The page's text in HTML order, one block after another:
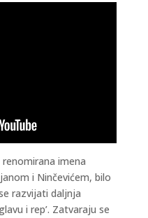
imena
i Ninčevićem, bilo
razvijati daljnja
i rep’. Zatvaraju se